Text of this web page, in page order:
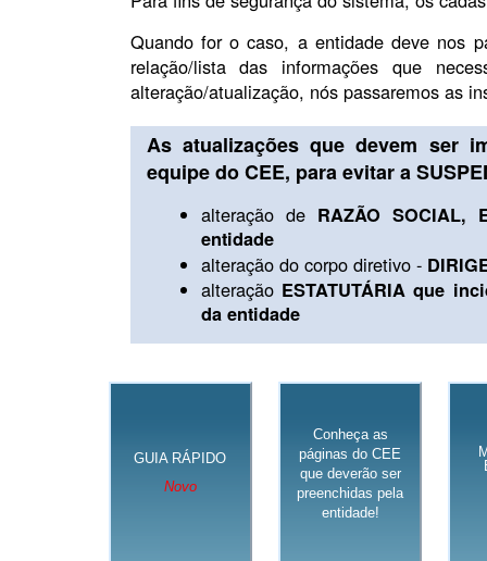
Quando for o caso, a entidade deve nos
relação/lista das informações que
alteração/atualização, nós passaremos as
As atualizações que devem ser
equipe do CEE, para evitar a
alteração de RAZÃO SOCIAL,
entidade
alteração do corpo diretivo -
alteração ESTATUTÁRIA que
da entidade
GUIA RÁPIDO
Novo
Conheça as
páginas do CEE
que deverão ser
preenchidas pela
entidade!